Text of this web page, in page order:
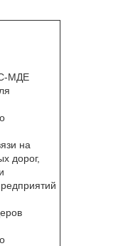
МДЕ
на
дорог,